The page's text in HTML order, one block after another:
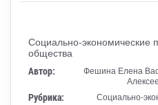
Социально-экономические
общества
Автор:
Фешина Елена
Рубрика: Социально-